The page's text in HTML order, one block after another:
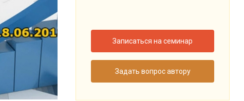
Записаться на семинар
Задать вопрос автору